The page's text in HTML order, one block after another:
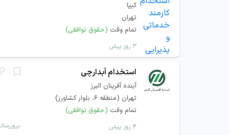
کیپا
تهران
تمام وقت (حقوق توافقی)
۳ روز پیش
استخدام آبدارچی
آینده آفرینان البرز
تهران (منطقه ۶، بلوار کشاورز)
تمام وقت (حقوق توافقی)
۴ روز پیش